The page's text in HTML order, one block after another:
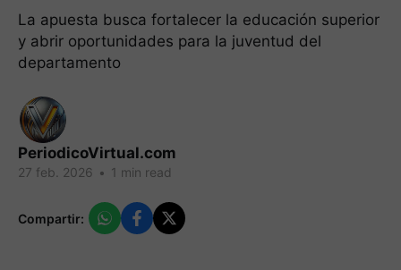
La apuesta busca fortalecer la educación superior
y abrir oportunidades para la juventud del
departamento
PeriodicoVirtual.com
27 feb. 2026 • 1 min read
Compartir: